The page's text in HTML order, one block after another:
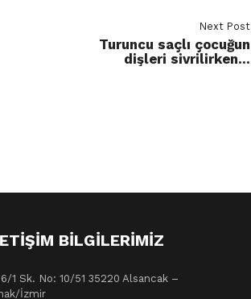
Next Post
Turuncu saçlı çocuğun
dişleri sivrilirken…
BILGILERIMIZ
1 Sk. No: 10/51 35220 Alsancak –
İzmir